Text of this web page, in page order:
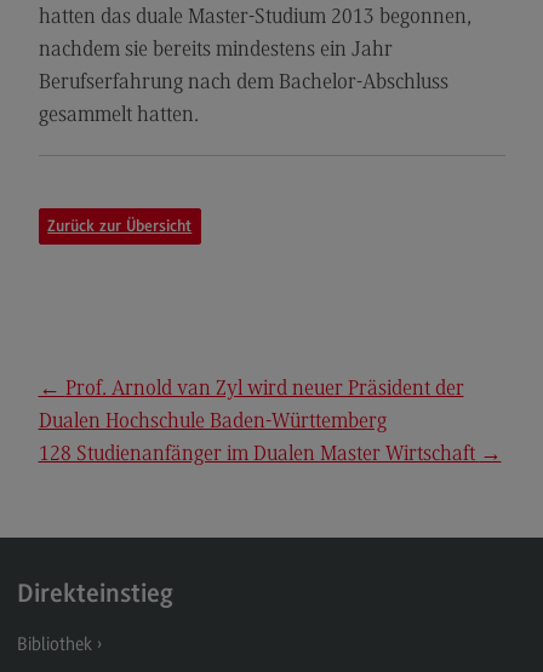
Modulangebot
Berufsperspektiven
Entrepreneurship
Executive Engineering
Executive Engineering
Finance
hatten das duale Master-Studium 2013 begonnen,
nachdem sie bereits mindestens ein Jahr
Berufserfahrung nach dem Bachelor-Abschluss
gesammelt hatten.
Zurück zur Übersicht
← Prof. Arnold van Zyl wird neuer Präsident der
Dualen Hochschule Baden-Württemberg
128 Studienanfänger im Dualen Master Wirtschaft →
Direkteinstieg
Bibliothek